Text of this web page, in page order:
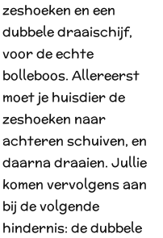
zeshoeken en een
dubbele draaischijf,
voor de echte
bolleboos. Allereerst
moet je huisdier de
zeshoeken naar
achteren schuiven, en
daarna draaien. Jullie
komen vervolgens aan
bij de volgende
hindernis: de dubbele